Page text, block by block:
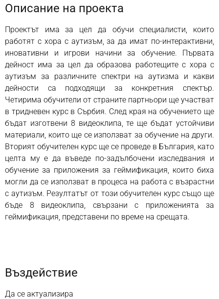
Описание на проекта
Проектът има за цел да обучи специалисти, които
работят с хора с аутизъм, за да имат по-интерактивни,
иновативни и игрови начини за обучение. Първата
дейност има за цел да образова работещите с хора с
аутизъм за различните спектри на аутизма и какви
дейности са подходящи за конкретния спектър.
Четирима обучители от страните партньори ще участват
в тридневен курс в Сърбия. След края на обучението ще
бъдат изготвени 8 видеоклипа, те ще бъдат устойчиви
материали, които ще се използват за обучение на други.
Вторият обучителен курс ще се проведе в България, като
целта му е да въведе по-задълбочени изследвания и
обучение за приложения за геймификация, които биха
могли да се използват в процеса на работа с възрастни
с аутизъм. Резултатът от този обучителен курс също ще
бъде 8 видеоклипа, свързани с приложенията за
геймификация, представени по време на срещата.
Въздействие
Да се актуализира